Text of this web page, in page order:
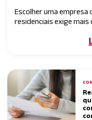
Escolher uma
residenciais exige mais